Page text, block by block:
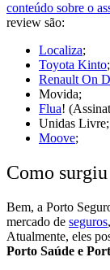
conteúdo sobre o
review são:
Localiza;
Toyota Kinto;
Renault On
Movida;
Flua!
Unidas Livre;
Moove;
Como
Bem, a Porto
mercado de seguros
Atualmente, eles
Porto Saúde e